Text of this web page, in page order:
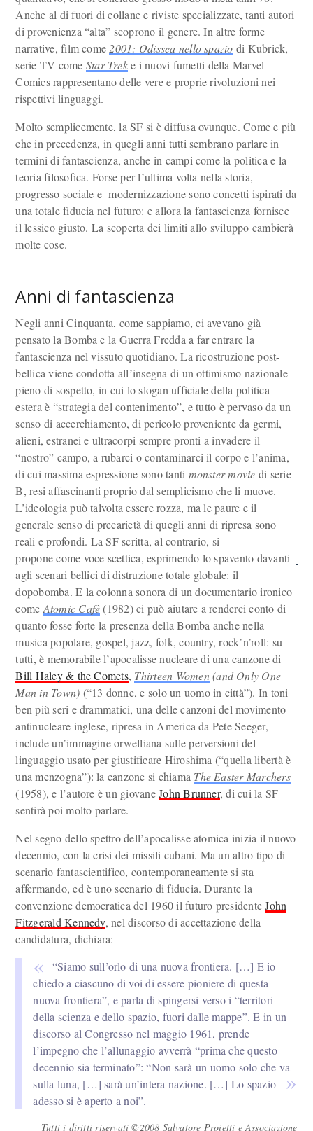
Anche al di fuori di collane e riviste specializzate, tanti autori
di provenienza “alta” scoprono il genere. In altre forme
narrative, film come 2001: Odissea nello spazio di Kubrick,
serie TV come Star Treke i nuovi fumetti della Marvel
Comics rappresentano delle vere e proprie rivoluzioni nei
rispettivi linguaggi.
Molto semplicemente, la SF si è diffusa ovunque. Come e più
che in precedenza, in quegli anni tutti sembrano parlare in
termini di fantascienza, anche in campi come la politica e la
teoria filosofica. Forse per l’ultima volta nella storia,
progresso sociale e modernizzazione sono concetti ispirati da
una totale fiducia nel futuro: e allora la fantascienza fornisce
il lessico giusto. La scoperta dei limiti allo sviluppo cambierà
molte cose.
Anni di fantascienza
Negli anni Cinquanta, come sappiamo, ci avevano già
pensato la Bomba e la Guerra Fredda a far entrare la
fantascienza nel vissuto quotidiano. La ricostruzione post-
bellica viene condotta all’insegna di un ottimismo nazionale
pieno di sospetto, in cui lo slogan ufficiale della politica
estera è “strategia del contenimento”, e tutto è pervaso da un
senso di accerchiamento, di pericolo proveniente da germi,
alieni, estranei e ultracorpi sempre pronti a invadere il
“nostro” campo, a rubarci o contaminarci il corpo e l’anima,
di cui massima espressione sono tanti monster movie di serie
B, resi affascinanti proprio dal semplicismo che li muove.
L’ideologia può talvolta essere rozza, ma le paure e il
generale senso di precarietà di quegli anni di ripresa sono
reali e profondi. La SF scritta, al contrario, si
propone come voce scettica, esprimendo lo spavento davanti
agli scenari bellici di distruzione totale globale: il
dopobomba. E la colonna sonora di un documentario ironico
come Atomic Cafè(1982) ci può aiutare a renderci conto di
quanto fosse forte la presenza della Bomba anche nella
musica popolare, gospel, jazz, folk, country, rock’n’roll: su
tutti, è memorabile l’apocalisse nucleare di una canzone di
Bill Haley & the Comets, Thirteen Women(and Only One
Man in Town) (“13 donne, e solo un uomo in città”). In toni
ben più seri e drammatici, una delle canzoni del movimento
antinucleare inglese, ripresa in America da Pete Seeger,
include un’immagine orwelliana sulle perversioni del
linguaggio usato per giustificare Hiroshima (“quella libertà è
una menzogna”): la canzone si chiama The Easter Marchers
(1958), e l’autore è un giovaneJohn Brunner, di cui la SF
sentirà poi molto parlare.
Nel segno dello spettro dell’apocalisse atomica inizia il nuovo
decennio, con la crisi dei missili cubani. Ma un altro tipo di
scenario fantascientifico, contemporaneamente si sta
affermando, ed è uno scenario di fiducia. Durante la
convenzione democratica del 1960 il futuro presidenteJohn
Fitzgerald Kennedy, nel discorso di accettazione della
candidatura, dichiara:
“Siamo sull’orlo di una nuova frontiera. […] E io
chiedo a ciascuno di voi di essere pioniere di questa
nuova frontiera”, e parla di spingersi verso i “territori
della scienza e dello spazio, fuori dalle mappe”. E in un
discorso al Congresso nel maggio 1961, prende
l’impegno che l’allunaggio avverrà “prima che questo
decennio sia terminato”: “Non sarà un uomo solo che va
sulla luna, […] sarà un’intera nazione. […] Lo spazio
adesso si è aperto a noi”.
Tutti i diritti riservati ©2008 Salvatore Proietti e Associazione